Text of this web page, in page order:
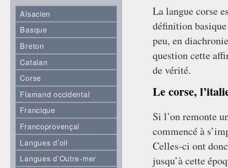
La langue corse
définition basique
peu, en
question cette
de vérité.
Le corse,
Si l’on remonte
commencé à
Celles-ci ont
jusqu’à cette
Alsacien
Basque
Breton
Catalan
Corse
Flamand occidental
Francique
Francoprovençal
Langues d’oil
Langues d’Outre-mer